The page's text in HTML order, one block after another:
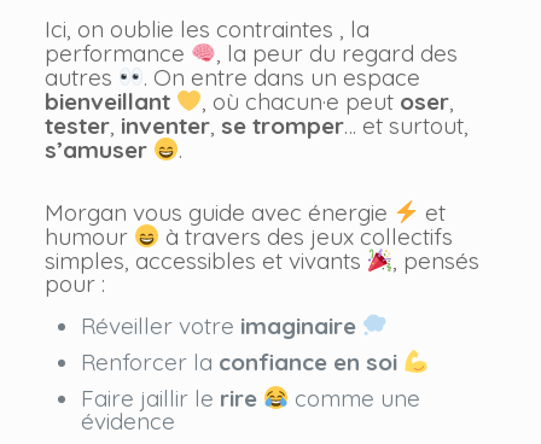
Ici, on oublie les contraintes , la
performance
, la peur du regard des
autres
. On entre dans un espace
bienveillant
, où chacun·e peut oser,
tester, inventer, se tromper… et surtout,
s’amuser
.
Morgan vous guide avec énergie
et
humour
à travers des jeux collectifs
simples, accessibles et vivants
, pensés
pour :
Réveiller votre imaginaire
Renforcer la confiance en soi
Faire jaillir le rire comme une
évidence